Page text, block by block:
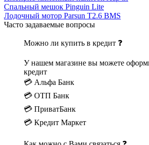
Спальный мешок Pinguin Lite
Лодочный мотор Parsun T2.6 BMS
Часто задаваемые вопросы
Можно ли купить в кредит ❓
У нашем магазине вы можете
кредит
💳 Альфа Банк
💳 ОТП Банк
💳 ПриватБанк
💳 Кредит Маркет